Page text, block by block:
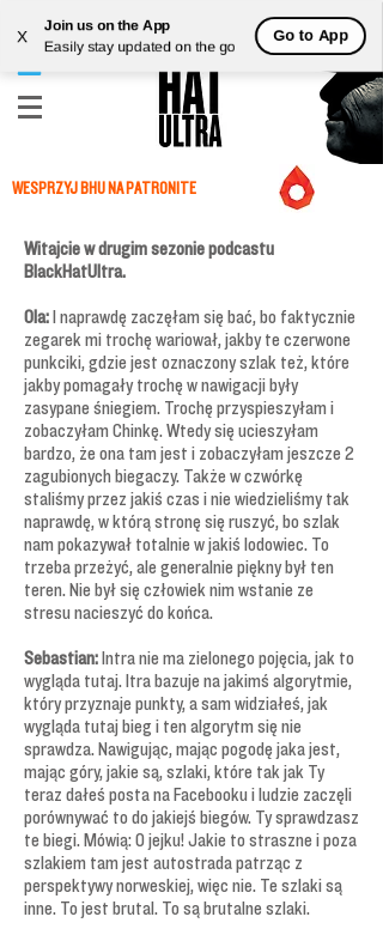
X
Join us on the App
Easily stay updated on the go
Go to App
WESPRZYJ BHU NA PATRONITE
Witajcie w drugim sezonie podcastu
BlackHatUltra.
Ola:I naprawdę zaczęłam się bać, bo faktycznie
zegarek mi trochę wariował, jakby te czerwone
punkciki, gdzie jest oznaczony szlak też, które
jakby pomagały trochę w nawigacji były
zasypane śniegiem. Trochę przyspieszyłam i
zobaczyłam Chinkę. Wtedy się ucieszyłam
bardzo, że ona tam jest i zobaczyłam jeszcze 2
zagubionych biegaczy. Także w czwórkę
staliśmy przez jakiś czas i nie wiedzieliśmy tak
naprawdę, w którą stronę się ruszyć, bo szlak
nam pokazywał totalnie w jakiś lodowiec. To
trzeba przeżyć, ale generalnie piękny był ten
teren. Nie był się człowiek nim wstanie ze
stresu nacieszyć do końca.
Sebastian:Intra nie ma zielonego pojęcia, jak to
wygląda tutaj. Itra bazuje na jakimś algorytmie,
który przyznaje punkty, a sam widziałeś, jak
wygląda tutaj bieg i ten algorytm się nie
sprawdza. Nawigując, mając pogodę jaka jest,
mając góry, jakie są, szlaki, które tak jak Ty
teraz dałeś posta na Facebooku i ludzie zaczęli
porównywać to do jakiejś biegów. Ty sprawdzasz
te biegi. Mówią: O jejku! Jakie to straszne i poza
szlakiem tam jest autostrada patrząc z
perspektywy norweskiej, więc nie. Te szlaki są
inne. To jest brutal. To są brutalne szlaki.